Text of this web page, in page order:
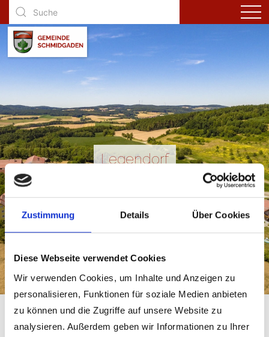
Zustimmung Details Über Cookies
Diese Webseite verwendet Cookies
Wir verwenden Cookies, um Inhalte und Anzeigen zu
personalisieren, Funktionen für soziale Medien anbieten
zu können und die Zugriffe auf unsere Website zu
analysieren. Außerdem geben wir Informationen zu Ihrer
Legendorf
Gemeinde Schmidgaden Gemeinde & Bürgerservice
Ortsteile
Legendorf